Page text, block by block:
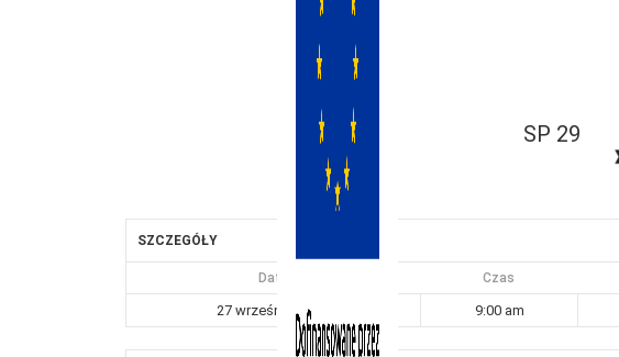
SP 29
SZCZEGÓŁY
Data Czas
27 września, 2024 9:00 am